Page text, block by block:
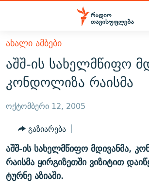
Accessibility
მთავარ
შინაარსზე
დაბრუნება
მთავარ
დაბრუნება
ძიებაზე
დაბრუნება
ᲐᲮᲐᲚᲘ ᲐᲛᲑᲔᲑᲘ
ᲗᲔᲛᲔᲑᲘ
ᲞᲝᲚᲘᲢᲘᲙᲐ
ᲔᲙᲝᲜᲝᲛᲘᲙᲐ
ᲡᲐᲖᲝᲒᲐᲓᲝᲔᲑᲐ
ᲡᲞᲝᲠᲢᲘ
ᲕᲘᲓᲔᲝ
ᲑᲚᲝᲒᲔᲑᲘ
ᲞᲝᲓᲙᲐᲡᲢᲔᲑᲘ
ᲜᲘᲙᲝᲡ ᲞᲝᲓᲙᲐᲡᲢᲘ
60 ᲓᲔᲪᲘᲑᲔᲚᲘ
ᲗᲐᲕᲘᲡᲣᲤᲚᲔᲑᲘᲡ ᲛᲝᲜᲘᲢᲝᲠᲘ
ᲤᲔᲜᲝᲕᲐᲜᲘ - 2.10
ᲗᲥᲕᲔᲜᲘ ᲞᲣᲑᲚᲘᲙᲐᲪᲘᲔᲑᲘ
ᲞᲠᲝᲔᲥᲢᲔᲑᲘ
ᲐᲮᲐᲚᲘ ᲐᲛᲑᲔᲑᲘ
აშშ-ის სახელმწიფო
კონდოლიზა რაისმა
ოქტომბერი 12, 2005
გაზიარება
აშშ-ის სახელმწიფო მდივანმა,
რაისმა ყირგიზეთში ვიზიტით
ტურნე აზიაში.